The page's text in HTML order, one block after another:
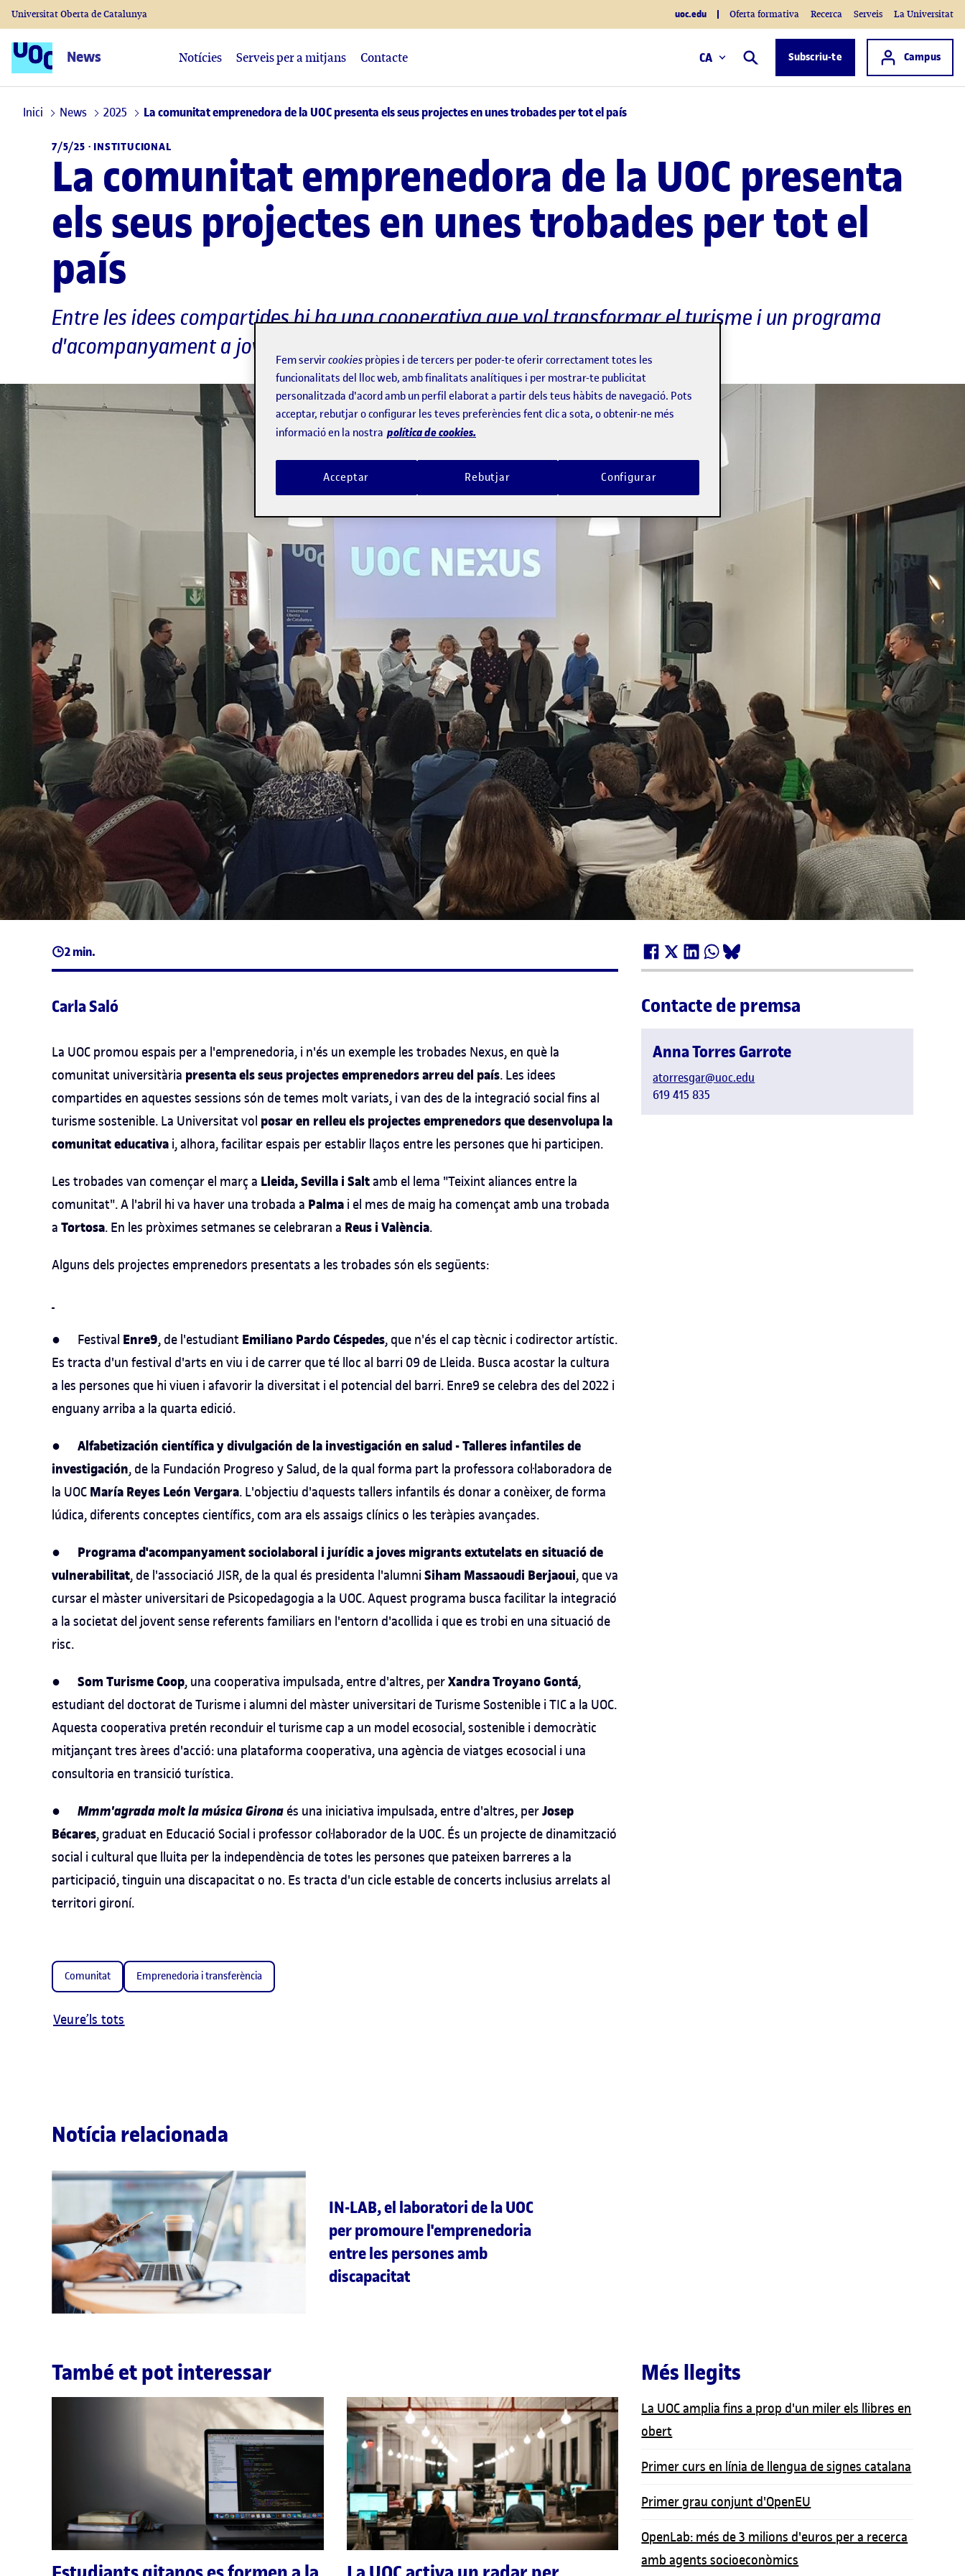
Universitat Oberta de Catalunya uoc.edu Oferta formativa Recerca Serveis La Universitat
News Cercar Subscriu-te Accés a
Campus
Notícies Serveis per a mitjans Contacte CA
Inici News 2025 La comunitat emprenedora de la UOC presenta els seus projectes en unes trobades per tot el país
7/5/25 · INSTITUCIONAL
La comunitat emprenedora de la UOC presenta
els seus projectes en unes trobades per tot el
país
Entre les idees compartides hi ha una cooperativa que vol transformar el turisme i un programa
d'acompanyament a jovent extutelat
2 min.
Carla Saló
La UOC promou espais per a l'emprenedoria, i n'és un exemple les trobades Nexus, en què la
comunitat universitària presenta els seus projectes emprenedors arreu del país. Les idees
compartides en aquestes sessions són de temes molt variats, i van des de la integració social fins al
turisme sostenible. La Universitat vol posar en relleu els projectes emprenedors que desenvolupa la
comunitat educativa i, alhora, facilitar espais per establir llaços entre les persones que hi participen.
Les trobades van començar el març a Lleida, Sevilla i Saltamb el lema "Teixint aliances entre la
comunitat". A l'abril hi va haver una trobada a Palma i el mes de maig ha començat amb una trobada
a Tortosa. En les pròximes setmanes se celebraran a Reus i València.
Alguns dels projectes emprenedors presentats a les trobades són els següents:
● Festival Enre9, de l'estudiant Emiliano Pardo Céspedes, que n'és el cap tècnic i codirector artístic.
Es tracta d'un festival d'arts en viu i de carrer que té lloc al barri 09 de Lleida. Busca acostar la cultura
a les persones que hi viuen i afavorir la diversitat i el potencial del barri. Enre9 se celebra des del 2022 i
enguany arriba a la quarta edició.
● Alfabetización científica y divulgación de la investigación en salud - Talleres infantiles de
investigación, de la Fundación Progreso y Salud, de la qual forma part la professora col·laboradora de
la UOC María Reyes León Vergara. L'objectiu d'aquests tallers infantils és donar a conèixer, de forma
lúdica, diferents conceptes científics, com ara els assaigs clínics o les teràpies avançades.
● Programa d'acompanyament sociolaboral i jurídic a joves migrants extutelats en situació de
vulnerabilitat, de l'associació JISR, de la qual és presidenta l'alumni Siham Massaoudi Berjaoui, que va
cursar el màster universitari de Psicopedagogia a la UOC. Aquest programa busca facilitar la integració
a la societat del jovent sense referents familiars en l'entorn d'acollida i que es trobi en una situació de
risc.
● Som Turisme Coop, una cooperativa impulsada, entre d'altres, perXandra Troyano Gontá,
estudiant del doctorat de Turisme i alumni del màster universitari de Turisme Sostenible i TIC a la UOC.
Aquesta cooperativa pretén reconduir el turisme cap a un model ecosocial, sostenible i democràtic
mitjançant tres àrees d'acció: una plataforma cooperativa, una agència de viatges ecosocial i una
consultoria en transició turística.
● Mmm'agrada molt la música Girona és una iniciativa impulsada, entre d'altres, perJosep
Bécares, graduat en Educació Social i professor col·laborador de la UOC. És un projecte de dinamització
social i cultural que lluita per la independència de totes les persones que pateixen barreres a la
participació, tinguin una discapacitat o no. Es tracta d'un cicle estable de concerts inclusius arrelats al
territori gironí.
Comunitat Emprenedoria i transferència
Veure’ls tots
Contacte de premsa
Anna Torres Garrote
atorresgar@uoc.edu
619 415 835
Notícia relacionada
IN-LAB, el laboratori de la UOC
per promoure l'emprenedoria
entre les persones amb
discapacitat
També et pot interessar Més llegits
La UOC amplia fins a prop d'un miler els llibres en
obert
Primer curs en línia de llengua de signes catalana
Primer grau conjunt d'OpenEU
OpenLab: més de 3 milions d'euros per a recerca
amb agents socioeconòmics
Fem servircookies pròpies i de tercers per poder-te oferir correctament totes les
funcionalitats del lloc web, amb finalitats analítiques i per mostrar-te publicitat
personalitzada d'acord amb un perfil elaborat a partir dels teus hàbits de navegació. Pots
acceptar, rebutjar o configurar les teves preferències fent clic a sota, o obtenir-ne més
informació en la nostra política de cookies.
Rebutjar
Acceptar Configurar